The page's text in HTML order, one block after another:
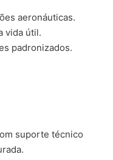
aeronáuticas.
vida útil.
padronizados.
suporte técnico